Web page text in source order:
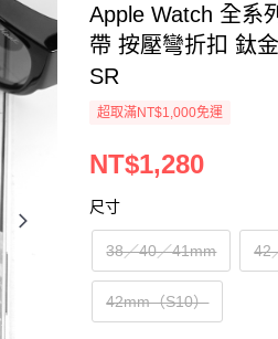
Apple Watch 全系
帶 按壓彎折扣 鈦
SR
超取滿NT$1,000免運
NT$1,280
尺寸
38／40／41mm 42
42mm（S10）